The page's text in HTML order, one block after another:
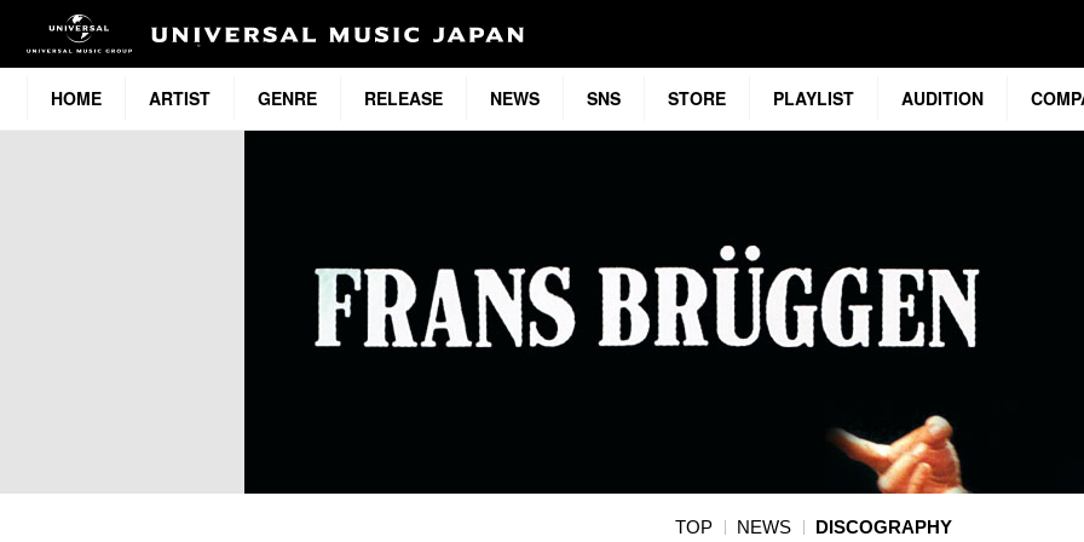
HOME ARTIST GENRE RELEASE NEWS SNS STORE PLAYLIST AUDITION
TOP NEWS DISCOGRAPHY